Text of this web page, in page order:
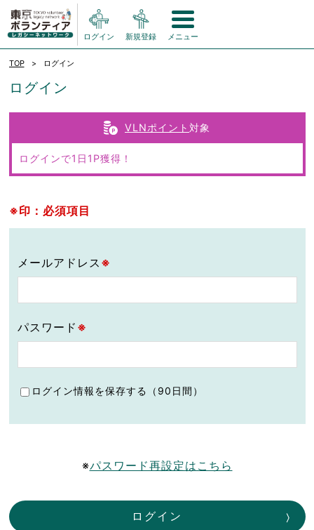
ログイン 新規登録 メニュー
TOP ログイン
ログイン
VLNポイント 対象
ログインで1日1P獲得！
※印：必須項目
メールアドレス ※
パスワード ※
ログイン情報を保存する（90日間）
※パスワード再設定はこちら
ログイン